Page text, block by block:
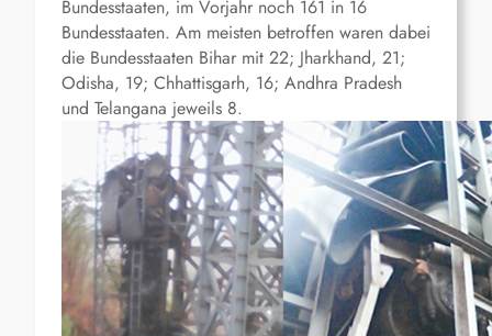
Bundesstaaten, im Vorjahr noch 161 in 16
Bundesstaaten. Am meisten betroffen waren dabei
die Bundesstaaten Bihar mit 22; Jharkhand, 21;
Odisha, 19; Chhattisgarh, 16; Andhra Pradesh
und Telangana jeweils 8.